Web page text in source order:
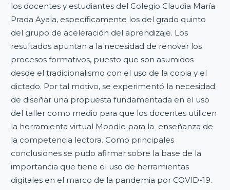
los docentes y estudiantes del Colegio Claudia María
Prada Ayala, específicamente los del grado quinto
del grupo de aceleración del aprendizaje. Los
resultados apuntan a la necesidad de renovar los
procesos formativos, puesto que son asumidos
desde el tradicionalismo con el uso de la copia y el
dictado. Por tal motivo, se experimentó la necesidad
de diseñar una propuesta fundamentada en el uso
del taller como medio para que los docentes utilicen
la herramienta virtual Moodle para la enseñanza de
la competencia lectora. Como principales
conclusiones se pudo afirmar sobre la base de la
importancia que tiene el uso de herramientas
digitales en el marco de la pandemia por COVID-19.